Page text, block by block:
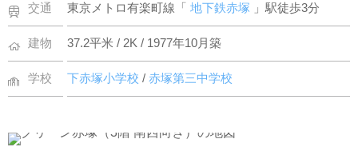
交通 東京メトロ有楽町線「地下鉄赤塚 」駅徒歩3分
建物 37.2平米 / 2K / 1977年10月築
学校 下赤塚小学校/赤塚第三中学校